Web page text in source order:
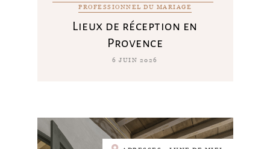
PROFESSIONNEL DU MARIAGE
Lieux de réception en
Provence
6 JUIN 2026